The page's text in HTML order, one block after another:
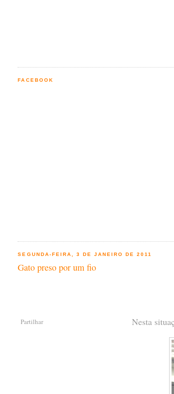
FACEBOOK
SEGUNDA-FEIRA, 3 DE JANEIRO DE 2011
Gato preso por um fio
Partilhar Nesta